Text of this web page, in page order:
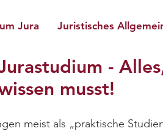
Jura Juristisches
-
musst!
meist als „praktische